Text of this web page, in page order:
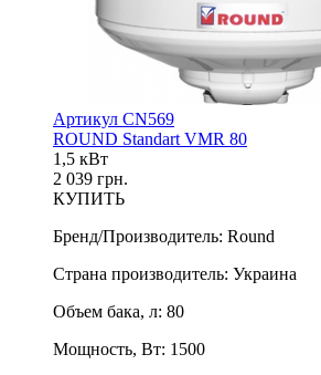
Артикул CN569
ROUND Standart VMR 80
1,5 кВт
2 039 грн.
КУПИТЬ
Бренд/Производитель: Round
Страна производитель: Украина
Объем бака, л: 80
Мощность, Вт: 1500